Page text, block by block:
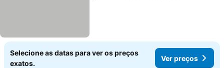
Selecione as datas para ver os preços
exatos.
Ver preços